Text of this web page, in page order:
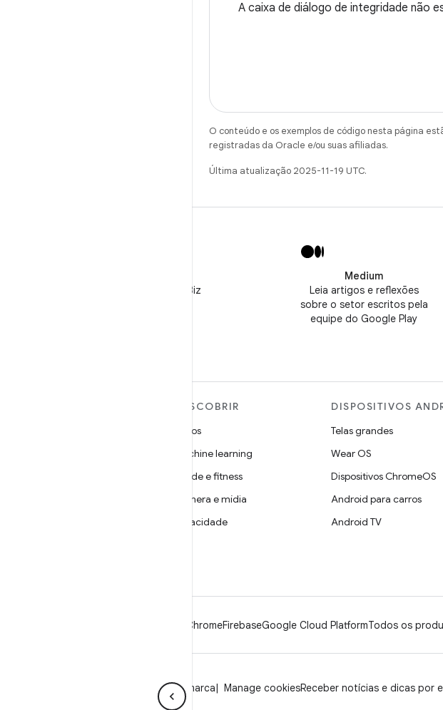
A caixa de diálogo de integridade não
O conteúdo e os exemplos de código nesta página
registradas da Oracle e/ou suas afiliadas.
Última atualização 2025-11-19 UTC.
Siga o perfil @GooglePlayBiz
Medium
Leia artigos e reflexões
sobre o setor escritos pela
equipe do Google Play
DESCOBRIR
Jogos
Machine learning
Saúde e fitness
Câmera e mídia
Privacidade
DISPOSITIVOS
Telas grandes
Wear OS
Dispositivos ChromeOS
Android para carros
Android TV
ChromeFirebaseGoogle Cloud PlatformTodos os
Diretrizes da marca Manage cookiesReceber notícias e dicas por